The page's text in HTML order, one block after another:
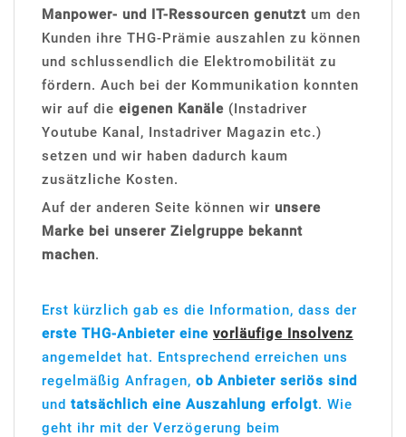
Manpower- und IT-Ressourcen genutzt um den
Kunden ihre THG-Prämie auszahlen zu können
und schlussendlich die Elektromobilität zu
fördern. Auch bei der Kommunikation konnten
wir auf die eigenen Kanäle (Instadriver
Youtube Kanal, Instadriver Magazin etc.)
setzen und wir haben dadurch kaum
zusätzliche Kosten.
Auf der anderen Seite können wir unsere
Marke bei unserer Zielgruppe bekannt
machen.
Erst kürzlich gab es die Information, dass der
erste THG-Anbieter eine vorläufige Insolvenz
angemeldet hat. Entsprechend erreichen uns
regelmäßig Anfragen, ob Anbieter seriös sind
und tatsächlich eine Auszahlung erfolgt. Wie
geht ihr mit der Verzögerung beim